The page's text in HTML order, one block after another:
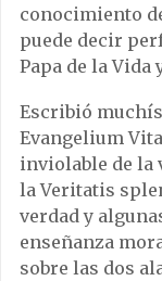
conocimiento
puede decir
Papa de la Vida
Escribió
Evangelium
inviolable de la
la Veritatis
verdad y
enseñanza
sobre las dos